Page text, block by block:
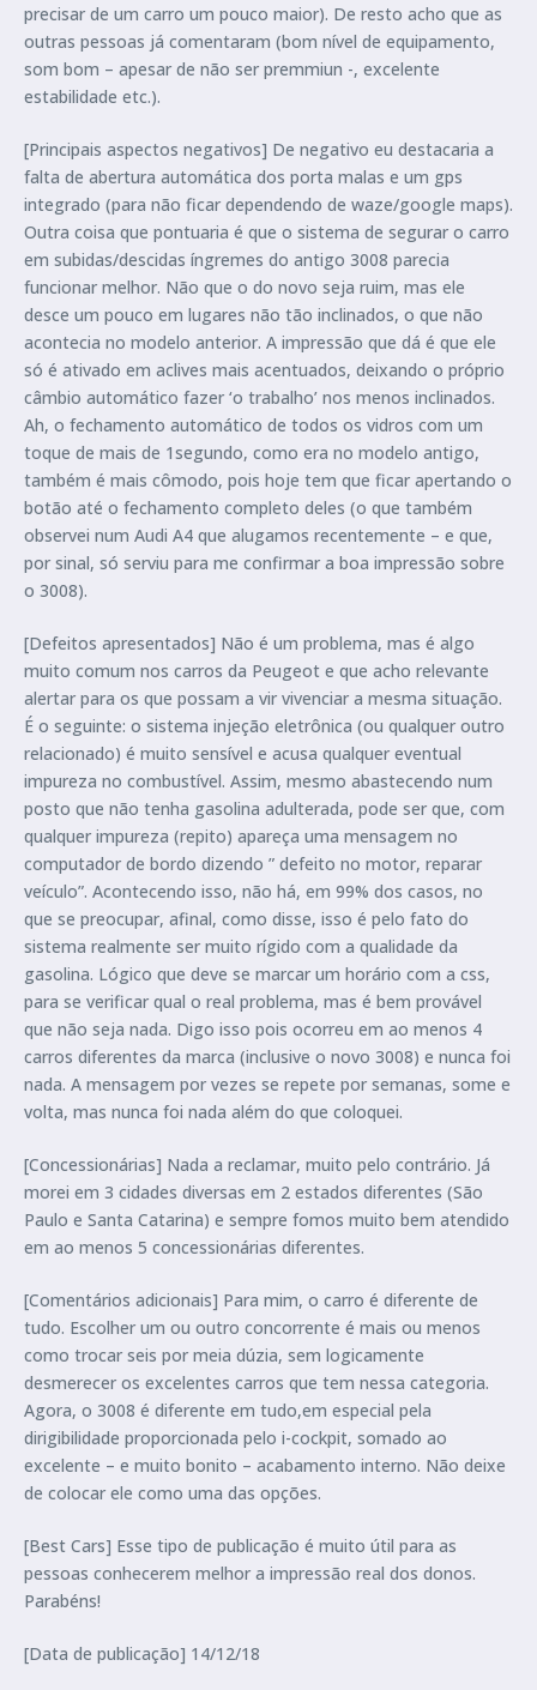
precisar de um carro um pouco maior). De resto acho que as
outras pessoas já comentaram (bom nível de equipamento,
som bom – apesar de não ser premmiun -, excelente
estabilidade etc.).
[Principais aspectos negativos] De negativo eu destacaria a
falta de abertura automática dos porta malas e um gps
integrado (para não ficar dependendo de waze/google maps).
Outra coisa que pontuaria é que o sistema de segurar o carro
em subidas/descidas íngremes do antigo 3008 parecia
funcionar melhor. Não que o do novo seja ruim, mas ele
desce um pouco em lugares não tão inclinados, o que não
acontecia no modelo anterior. A impressão que dá é que ele
só é ativado em aclives mais acentuados, deixando o próprio
câmbio automático fazer ‘o trabalho’ nos menos inclinados.
Ah, o fechamento automático de todos os vidros com um
toque de mais de 1segundo, como era no modelo antigo,
também é mais cômodo, pois hoje tem que ficar apertando o
botão até o fechamento completo deles (o que também
observei num Audi A4 que alugamos recentemente – e que,
por sinal, só serviu para me confirmar a boa impressão sobre
o 3008).
[Defeitos apresentados] Não é um problema, mas é algo
muito comum nos carros da Peugeot e que acho relevante
alertar para os que possam a vir vivenciar a mesma situação.
É o seguinte: o sistema injeção eletrônica (ou qualquer outro
relacionado) é muito sensível e acusa qualquer eventual
impureza no combustível. Assim, mesmo abastecendo num
posto que não tenha gasolina adulterada, pode ser que, com
qualquer impureza (repito) apareça uma mensagem no
computador de bordo dizendo ” defeito no motor, reparar
veículo”. Acontecendo isso, não há, em 99% dos casos, no
que se preocupar, afinal, como disse, isso é pelo fato do
sistema realmente ser muito rígido com a qualidade da
gasolina. Lógico que deve se marcar um horário com a css,
para se verificar qual o real problema, mas é bem provável
que não seja nada. Digo isso pois ocorreu em ao menos 4
carros diferentes da marca (inclusive o novo 3008) e nunca foi
nada. A mensagem por vezes se repete por semanas, some e
volta, mas nunca foi nada além do que coloquei.
[Concessionárias] Nada a reclamar, muito pelo contrário. Já
morei em 3 cidades diversas em 2 estados diferentes (São
Paulo e Santa Catarina) e sempre fomos muito bem atendido
em ao menos 5 concessionárias diferentes.
[Comentários adicionais] Para mim, o carro é diferente de
tudo. Escolher um ou outro concorrente é mais ou menos
como trocar seis por meia dúzia, sem logicamente
desmerecer os excelentes carros que tem nessa categoria.
Agora, o 3008 é diferente em tudo,em especial pela
dirigibilidade proporcionada pelo i-cockpit, somado ao
excelente – e muito bonito – acabamento interno. Não deixe
de colocar ele como uma das opções.
[Best Cars] Esse tipo de publicação é muito útil para as
pessoas conhecerem melhor a impressão real dos donos.
Parabéns!
[Data de publicação] 14/12/18